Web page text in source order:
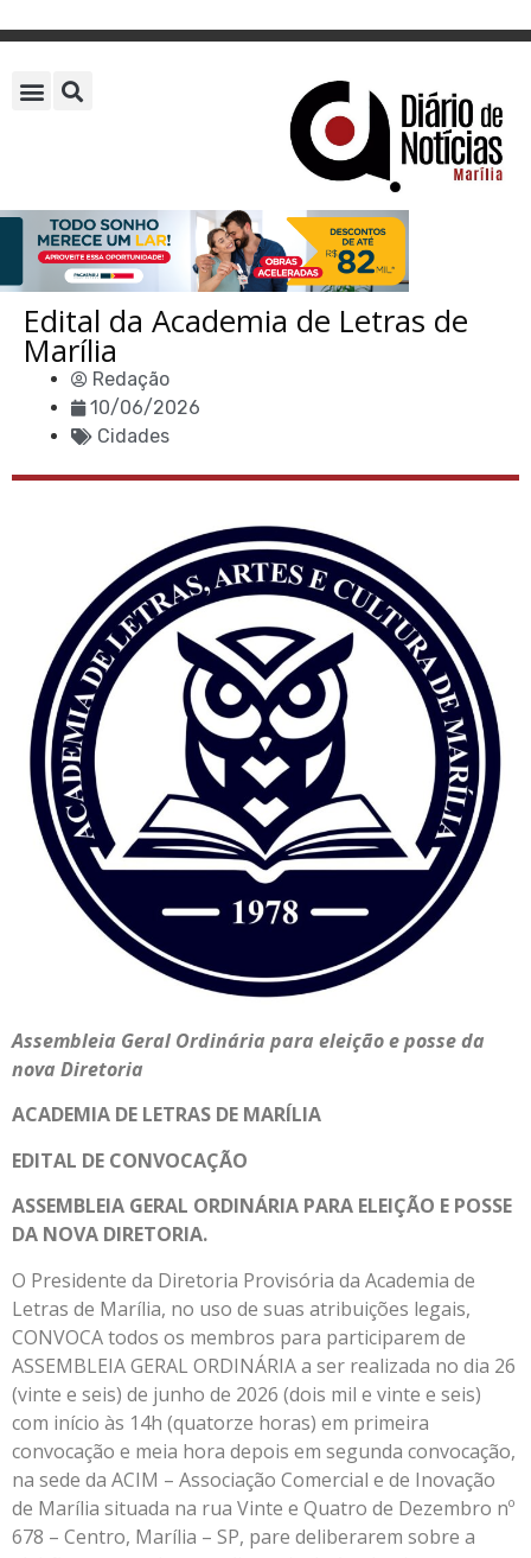
Edital da Academia de Letras de
Marília
Redação
10/06/2026
Cidades
Assembleia Geral Ordinária para eleição e posse da
nova Diretoria
ACADEMIA DE LETRAS DE MARÍLIA
EDITAL DE CONVOCAÇÃO
ASSEMBLEIA GERAL ORDINÁRIA PARA ELEIÇÃO E POSSE
DA NOVA DIRETORIA.
O Presidente da Diretoria Provisória da Academia de
Letras de Marília, no uso de suas atribuições legais,
CONVOCA todos os membros para participarem de
ASSEMBLEIA GERAL ORDINÁRIA a ser realizada no dia 26
(vinte e seis) de junho de 2026 (dois mil e vinte e seis)
com início às 14h (quatorze horas) em primeira
convocação e meia hora depois em segunda convocação,
na sede da ACIM – Associação Comercial e de Inovação
de Marília situada na rua Vinte e Quatro de Dezembro nº
678 – Centro, Marília – SP, pare deliberarem sobre a